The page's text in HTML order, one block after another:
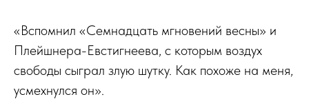
«Вспомнил «Семнадцать мгновений весны» и
Плейшнера-Евстигнеева, с которым воздух
свободы сыграл злую шутку. Как похоже на меня,
усмехнулся он».